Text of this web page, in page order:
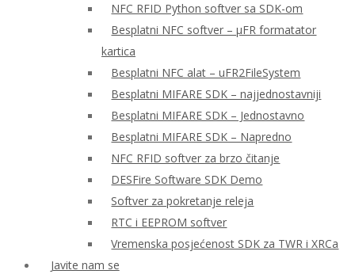
NFC RFID Python softver sa SDK-om
Besplatni NFC softver – μFR formatator
kartica
Besplatni NFC alat – uFR2FileSystem
Besplatni MIFARE SDK – najjednostavniji
Besplatni MIFARE SDK – Jednostavno
Besplatni MIFARE SDK – Napredno
NFC RFID softver za brzo čitanje
DESFire Software SDK Demo
Softver za pokretanje releja
RTC i EEPROM softver
Vremenska posjećenost SDK za TWR i XRCa
Javite nam se